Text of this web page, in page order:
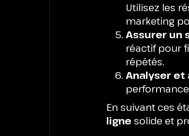
Utilisez les
marketing
Assurer un
réactif pour
répétés.
Analyser et
En suivant ces
ligne solide et